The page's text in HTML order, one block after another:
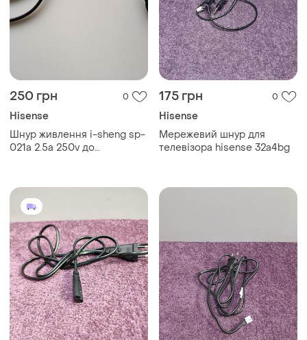
250 грн 0
Hisense
Шнур живлення i-sheng sp-
021a 2.5a 250v до
175 грн 0
Hisense
Мережевий шнур для
телевізора hisense 32a4bg